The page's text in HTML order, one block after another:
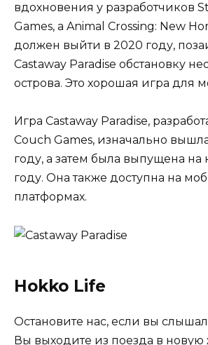
вдохновения у разработчиков
Games, а Animal Crossing: New
должен выйти в 2020 году,
Castaway Paradise обстановку
острова. Это хорошая игра для
Игра Castaway Paradise,
Couch Games, изначально
году, а затем была выпущена на
году. Она также доступна на
платформах.
Hokko Life
Остановите нас, если вы
Вы выходите из поезда в новую